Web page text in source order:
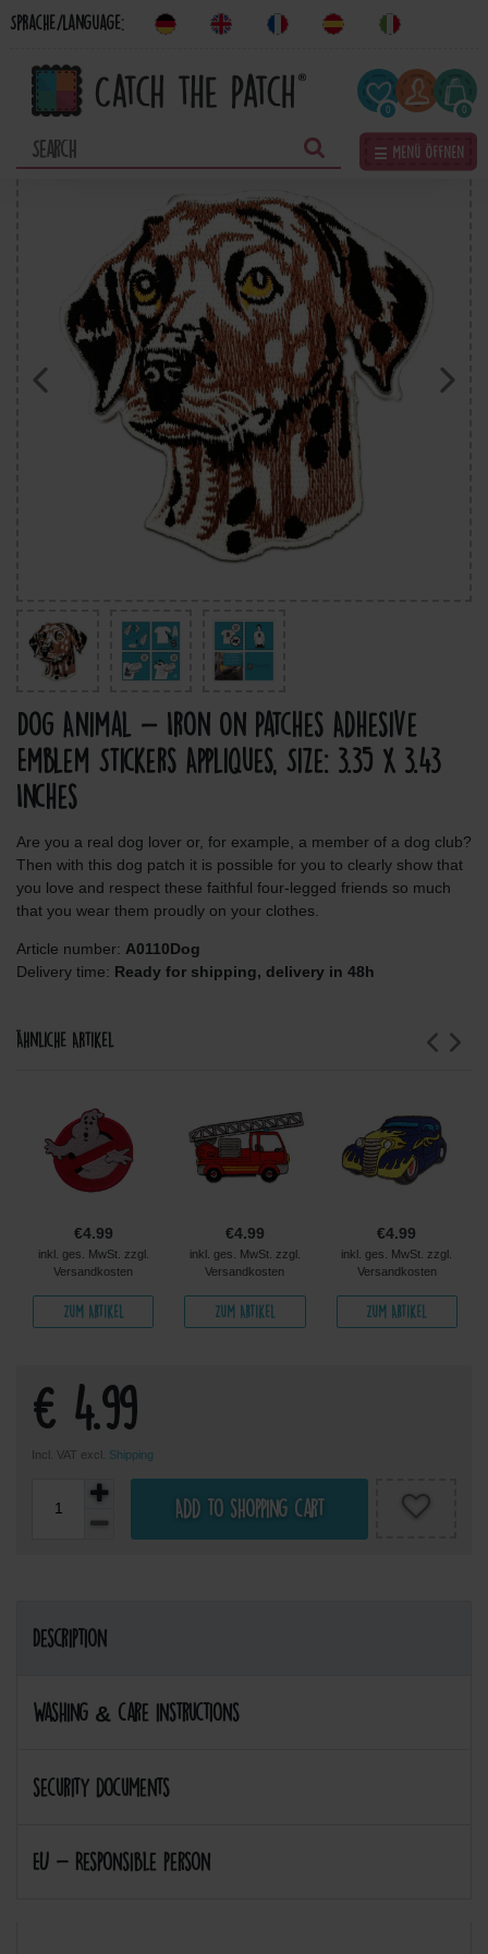
Sprache/Language:
0
☰ Menü öffnen
Dog Animal - Iron On Patches Adhesive
Emblem Stickers Appliques, Size: 3.35 x 3.43
Inches
Are you a real dog lover or, for example, a member of a dog club?
Then with this dog patch it is possible for you to clearly show that
you love and respect these faithful four-legged friends so much
that you wear them proudly on your clothes.
Article number: A0110Dog
Delivery time: Ready for shipping, delivery in 48h
Ähnliche Artikel
€4.99
inkl. ges. MwSt. zzgl.
Versandkosten
Zum Artikel
€4.99
inkl. ges. MwSt. zzgl.
Versandkosten
Zum Artikel
€4.99
inkl. ges. MwSt. zzgl.
Versandkosten
Zum Artikel
€ 4.99
Incl. VAT excl. Shipping
Add to shopping cart
Description
Washing & care instructions
security documents
EU - Responsible person